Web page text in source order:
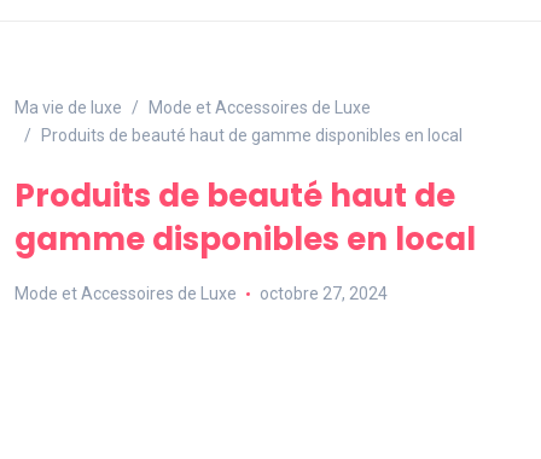
Ma vie de luxe
Mode et Accessoires de Luxe
Produits de beauté haut de gamme disponibles en local
Produits de beauté haut de
gamme disponibles en local
Mode et Accessoires de Luxe octobre 27, 2024